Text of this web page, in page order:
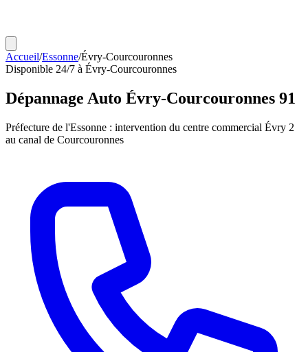
Accueil/Essonne/Évry-Courcouronnes
Disponible 24/7 à Évry-Courcouronnes
Dépannage Auto Évry-Courcouronnes 91
Préfecture de l'Essonne : intervention du centre commercial Évry 2
au canal de Courcouronnes